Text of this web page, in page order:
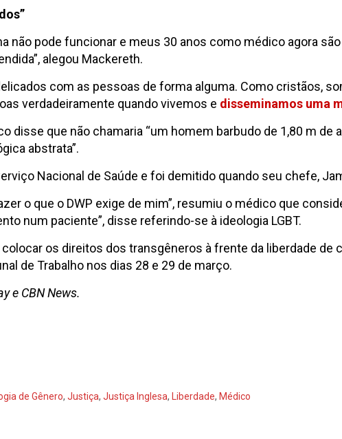
não pode funcionar e meus 30 anos como médico agora
alegou Mackereth.
com as pessoas de forma alguma. Como cristãos,
verdadeiramente quando vivemos e disseminamos uma
que não chamaria “um homem barbudo de 1,80 m de
abstrata”.
Nacional de Saúde e foi demitido quando seu chefe,
o que o DWP exige de mim”, resumiu o médico que
num paciente”, disse referindo-se à ideologia LGBT.
os direitos dos transgêneros à frente da liberdade
de Trabalho nos dias 28 e 29 de março.
e CBN News.
de Gênero, Justiça, Justiça Inglesa, Liberdade, Médico